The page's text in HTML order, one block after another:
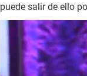
puede salir de ello